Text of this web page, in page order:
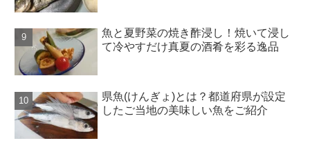
魚と夏野菜の焼き酢浸し！焼いて浸し
て冷やすだけ真夏の酒肴を彩る逸品
県魚(けんぎょ)とは？都道府県が設定
したご当地の美味しい魚をご紹介